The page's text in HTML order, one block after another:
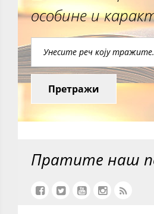
особине и
Претражи
Пратите наш